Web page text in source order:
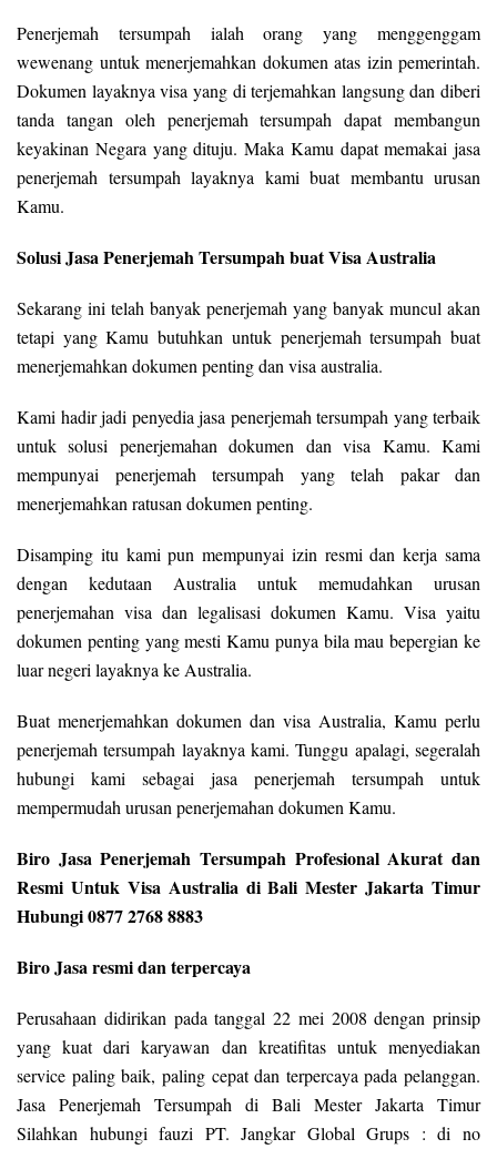
Penerjemah tersumpah ialah orang yang menggenggam
wewenang untuk menerjemahkan dokumen atas izin pemerintah.
Dokumen layaknya visa yang di terjemahkan langsung dan diberi
tanda tangan oleh penerjemah tersumpah dapat membangun
keyakinan Negara yang dituju. Maka Kamu dapat memakai jasa
penerjemah tersumpah layaknya kami buat membantu urusan
Kamu.
Solusi Jasa Penerjemah Tersumpah buat Visa Australia
Sekarang ini telah banyak penerjemah yang banyak muncul akan
tetapi yang Kamu butuhkan untuk penerjemah tersumpah buat
menerjemahkan dokumen penting dan visa australia.
Kami hadir jadi penyedia jasa penerjemah tersumpah yang terbaik
untuk solusi penerjemahan dokumen dan visa Kamu. Kami
mempunyai penerjemah tersumpah yang telah pakar dan
menerjemahkan ratusan dokumen penting.
Disamping itu kami pun mempunyai izin resmi dan kerja sama
dengan kedutaan Australia untuk memudahkan urusan
penerjemahan visa dan legalisasi dokumen Kamu. Visa yaitu
dokumen penting yang mesti Kamu punya bila mau bepergian ke
luar negeri layaknya ke Australia.
Buat menerjemahkan dokumen dan visa Australia, Kamu perlu
penerjemah tersumpah layaknya kami. Tunggu apalagi, segeralah
hubungi kami sebagai jasa penerjemah tersumpah untuk
mempermudah urusan penerjemahan dokumen Kamu.
Biro Jasa Penerjemah Tersumpah Profesional Akurat dan
Resmi Untuk Visa Australia di Bali Mester Jakarta Timur
Hubungi 0877 2768 8883
Biro Jasa resmi dan terpercaya
Perusahaan didirikan pada tanggal 22 mei 2008 dengan prinsip
yang kuat dari karyawan dan kreatifitas untuk menyediakan
service paling baik, paling cepat dan terpercaya pada pelanggan.
Jasa Penerjemah Tersumpah di Bali Mester Jakarta Timur
Silahkan hubungi fauzi PT. Jangkar Global Grups : di no